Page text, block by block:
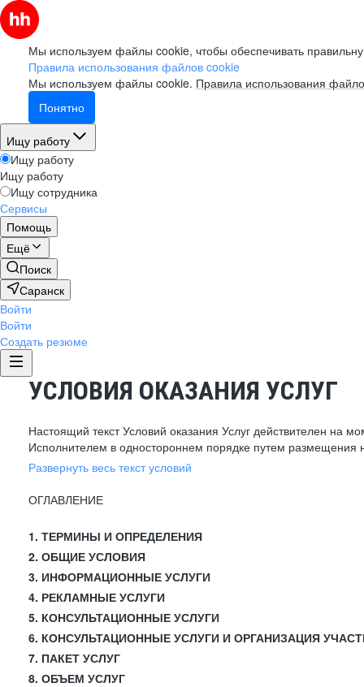
Мы используем файлы cookie, чтобы обеспечивать
Правила использования файлов cookie
Мы используем файлы cookie. Правила использования
Понятно
Ищу работу
Ищу работу
Ищу работу
Ищу сотрудника
Сервисы
Помощь
Ещё
Поиск
Саранск
Войти
Войти
Создать резюме
УСЛОВИЯ ОКАЗАНИЯ УСЛУГ
Настоящий текст Условий оказания Услуг действителен на
Исполнителем в одностороннем порядке путем размещения
Развернуть весь текст условий
ОГЛАВЛЕНИЕ
1. ТЕРМИНЫ И ОПРЕДЕЛЕНИЯ
2. ОБЩИЕ УСЛОВИЯ
3. ИНФОРМАЦИОННЫЕ УСЛУГИ
4. РЕКЛАМНЫЕ УСЛУГИ
5. КОНСУЛЬТАЦИОННЫЕ УСЛУГИ
6. КОНСУЛЬТАЦИОННЫЕ УСЛУГИ И ОРГАНИЗАЦИЯ
7. ПАКЕТ УСЛУГ
8. ОБЪЕМ УСЛУГ